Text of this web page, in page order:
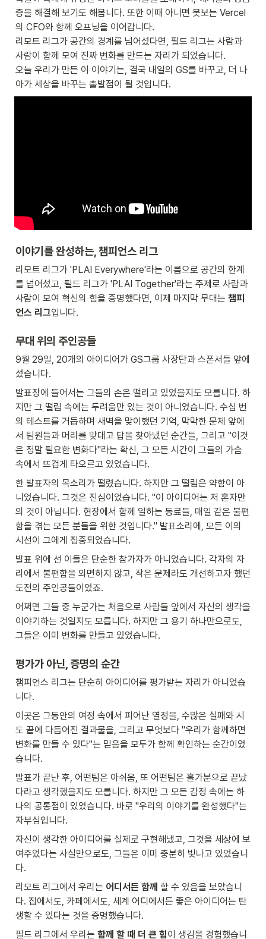
증을 해결해 보기도 해봅니다. 또한 이때 아니면 못보는 Vercel
의 CFO와 함께 오프닝을 이어갑니다.
리모트 리그가 공간의 경계를 넘어섰다면, 필드 리그는 사람과
사람이 함께 모여 진짜 변화를 만드는 자리가 되었습니다.
오늘 우리가 만든 이 이야기는, 결국 내일의 GS를 바꾸고, 더 나
아가 세상을 바꾸는 출발점이 될 것입니다.
이야기를 완성하는, 챔피언스 리그
리모트 리그가 'PLAI Everywhere'라는 이름으로 공간의 한계
를 넘어섰고, 필드 리그가 'PLAI Together'라는 주제로 사람과
사람이 모여 혁신의 힘을 증명했다면, 이제 마지막 무대는 챔피
언스 리그입니다.
무대 위의 주인공들
9월 29일, 20개의 아이디어가 GS그룹 사장단과 스폰서들 앞에
섰습니다.
발표장에 들어서는 그들의 손은 떨리고 있었을지도 모릅니다. 하
지만 그 떨림 속에는 두려움만 있는 것이 아니었습니다. 수십 번
의 테스트를 거듭하며 새벽을 맞이했던 기억, 막막한 문제 앞에
서 팀원들과 머리를 맞대고 답을 찾아냈던 순간들, 그리고 "이것
은 정말 필요한 변화다"라는 확신, 그 모든 시간이 그들의 가슴
속에서 뜨겁게 타오르고 있었습니다.
한 발표자의 목소리가 떨렸습니다. 하지만 그 떨림은 약함이 아
니었습니다. 그것은 진심이었습니다. "이 아이디어는 저 혼자만
의 것이 아닙니다. 현장에서 함께 일하는 동료들, 매일 같은 불편
함을 겪는 모든 분들을 위한 것입니다." 발표소리에, 모든 이의
시선이 그에게 집중되었습니다.
발표 위에 선 이들은 단순한 참가자가 아니었습니다. 각자의 자
리에서 불편함을 외면하지 않고, 작은 문제라도 개선하고자 했던
도전의 주인공들이었죠.
어쩌면 그들 중 누군가는 처음으로 사람들 앞에서 자신의 생각을
이야기하는 것일지도 모릅니다. 하지만 그 용기 하나만으로도,
그들은 이미 변화를 만들고 있었습니다.
평가가 아닌, 증명의 순간
챔피언스 리그는 단순히 아이디어를 평가받는 자리가 아니었습
니다.
이곳은 그동안의 여정 속에서 피어난 열정을, 수많은 실패와 시
도 끝에 다듬어진 결과물을, 그리고 무엇보다 "우리가 함께하면
변화를 만들 수 있다"는 믿음을 모두가 함께 확인하는 순간이었
습니다.
발표가 끝난 후, 어떤팀은 아쉬움, 또 어떤팀은 홀가분으로 끝났
다라고 생각했을지도 모릅니다. 하지만 그 모든 감정 속에는 하
나의 공통점이 있었습니다. 바로 "우리의 이야기를 완성했다"는
자부심입니다.
자신이 생각한 아이디어를 실제로 구현해냈고, 그것을 세상에 보
여주었다는 사실만으로도, 그들은 이미 충분히 빛나고 있었습니
다.
리모트 리그에서 우리는 어디서든 함께 할 수 있음을 보았습니
다. 집에서도, 카페에서도, 세계 어디에서든 좋은 아이디어는 탄
생할 수 있다는 것을 증명했습니다.
필드 리그에서 우리는 함께 할 때 더 큰 힘이 생김을 경험했습니